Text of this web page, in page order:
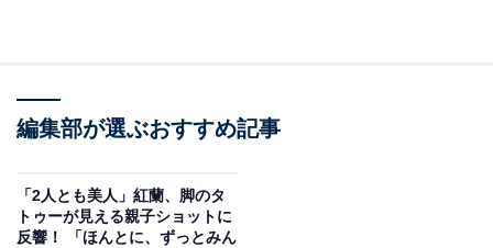
編集部が選ぶおすすめ記事
「2人とも美人」紅蘭、脚のタ
トゥーが見える親子ショットに
反響！ 「ほんとに、ずっとみん